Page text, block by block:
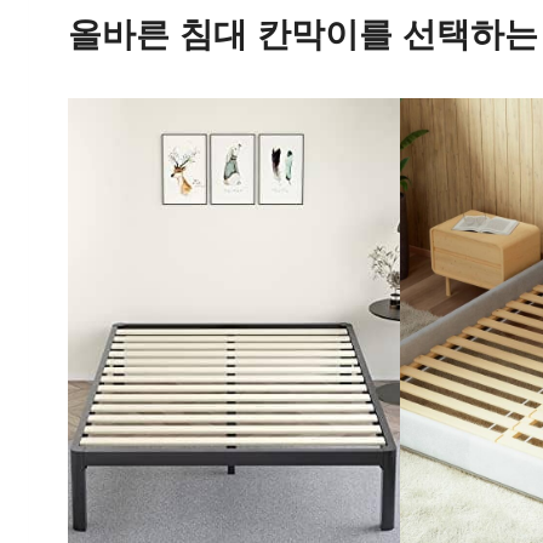
올바른 침대 칸막이를 선택하